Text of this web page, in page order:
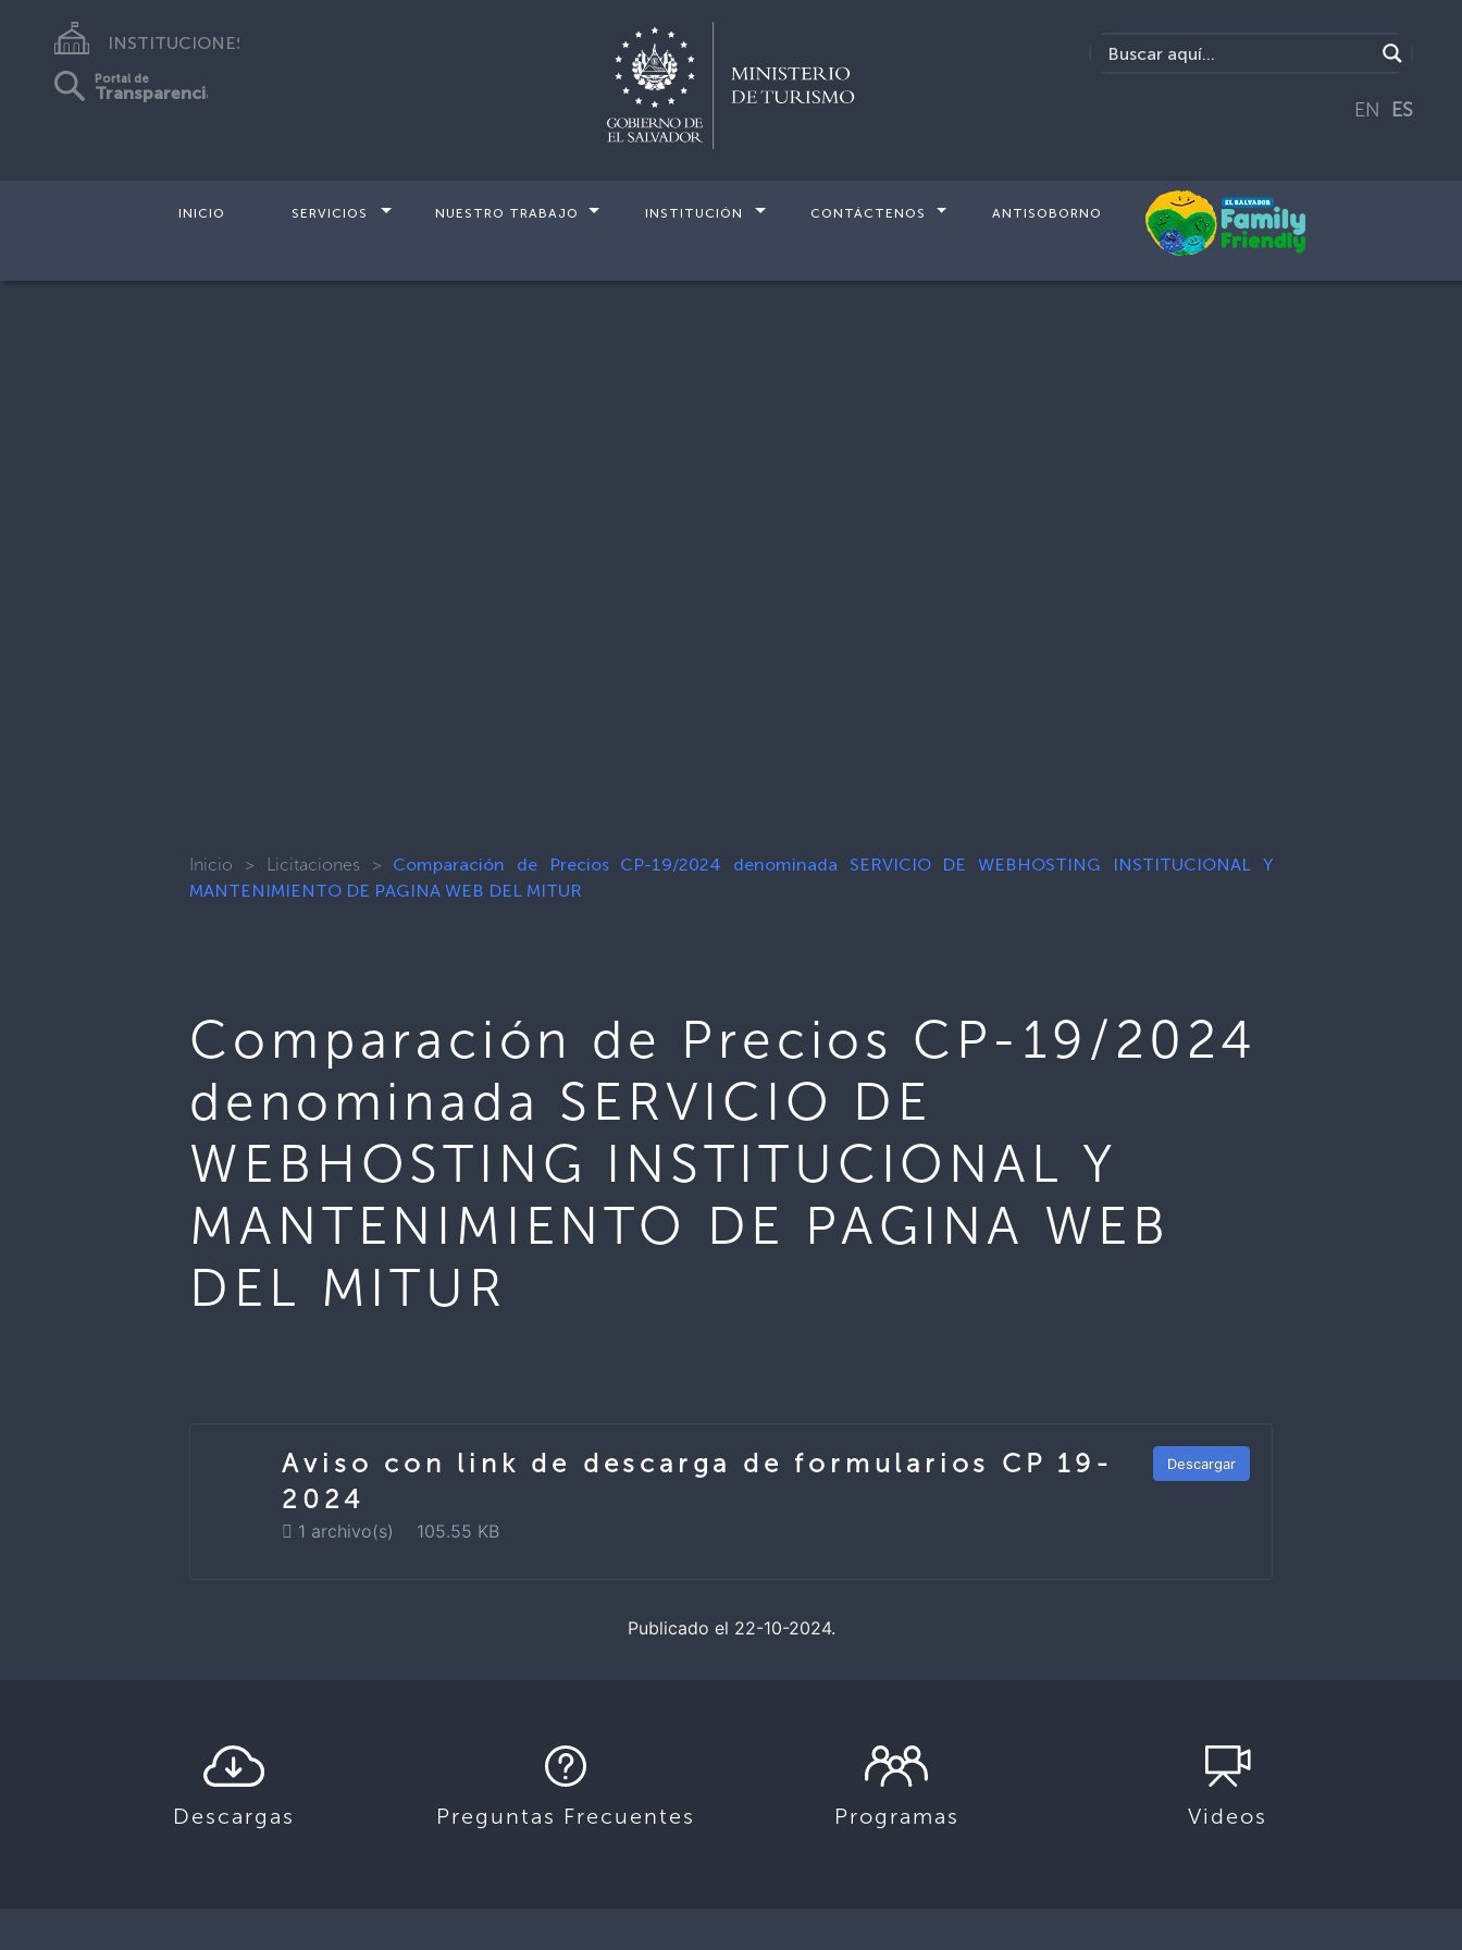
INSTITUCIONES
Portal de
Transparencia
EN ES
INICIO SERVICIOS NUESTRO TRABAJO INSTITUCIÓN CONTÁCTENOS ANTISOBORNO
Inicio > Licitaciones > Comparación de Precios CP-19/2024 denominada SERVICIO DE WEBHOSTING INSTITUCIONAL Y
MANTENIMIENTO DE PAGINA WEB DEL MITUR
Comparación de Precios CP-19/2024
denominada SERVICIO DE
WEBHOSTING INSTITUCIONAL Y
MANTENIMIENTO DE PAGINA WEB
DEL MITUR
Aviso con link de descarga de formularios CP 19-
2024
1 archivo(s) 105.55 KB
Descargar
Publicado el 22-10-2024.
Descargas Preguntas Frecuentes Programas Videos